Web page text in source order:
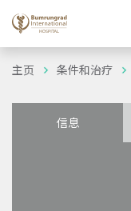
主页 条件和治疗
信息